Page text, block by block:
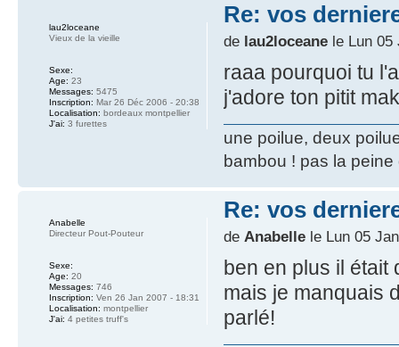
Re: vos
de lau2loceanele Lun 05
raaa pourquoi tu
j'adore ton pitit
une poilue, deux
bambou ! pas la
lau2loceane
Vieux de la vieille
Sexe:
Age: 23
Messages: 5475
Inscription: Mar 26 Déc 2006 - 20:38
Localisation: bordeaux montpellier
J'ai: 3 furettes
Re: vos
de Anabellele Lun 05
ben en plus il était
mais je manquais
parlé!
Anabelle
Directeur Pout-Pouteur
Sexe:
Age: 20
Messages: 746
Inscription: Ven 26 Jan 2007 - 18:31
Localisation: montpellier
J'ai: 4 petites truff's